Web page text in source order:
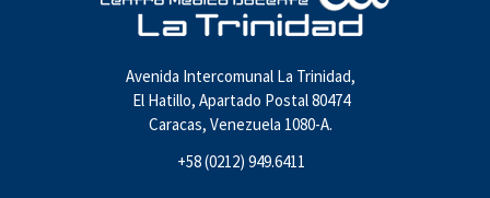
Avenida Intercomunal La Trinidad,
El Hatillo, Apartado Postal 80474
Caracas, Venezuela 1080-A.
+58 (0212) 949.6411